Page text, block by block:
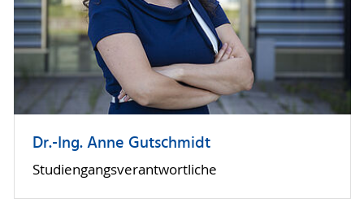
Dr.-Ing. Anne Gutschmidt
Studiengangsverantwortliche